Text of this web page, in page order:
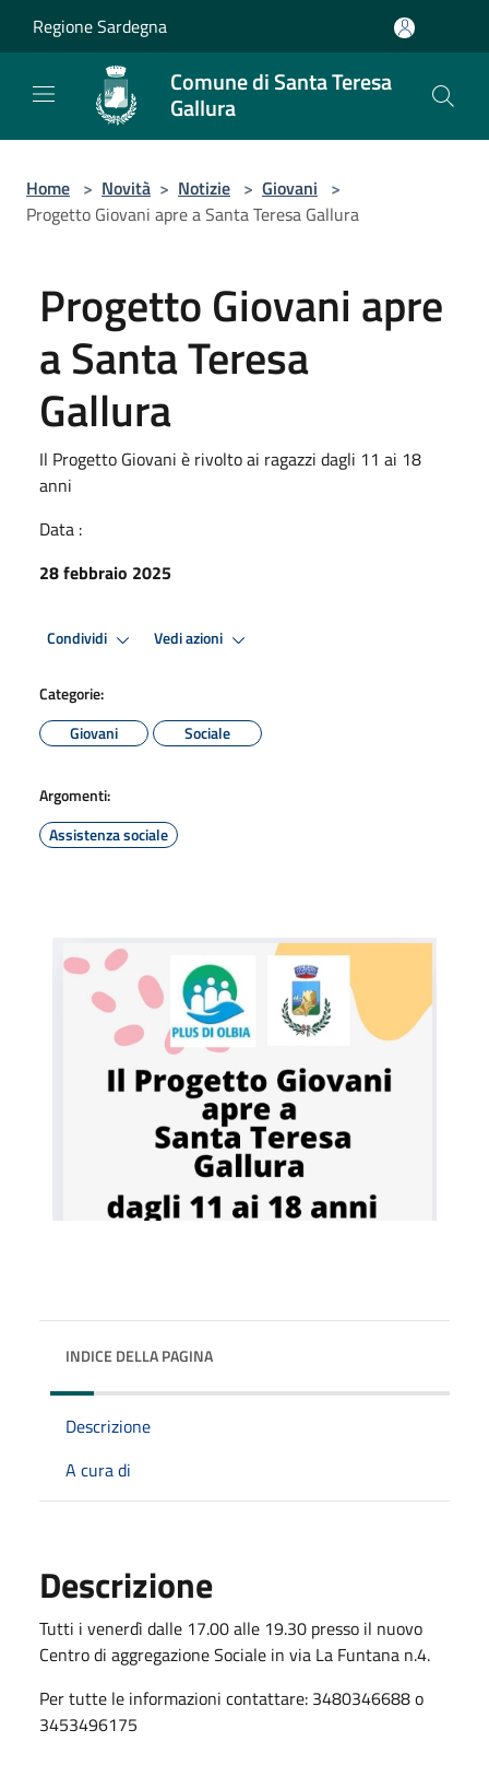
Regione Sardegna
Comune di Santa Teresa
Gallura
Home > Novità > Notizie > Giovani >
Progetto Giovani apre a Santa Teresa Gallura
Progetto Giovani apre
a Santa Teresa
Gallura
Il Progetto Giovani è rivolto ai ragazzi dagli 11 ai 18
anni
Data :
28 febbraio 2025
Condividi Vedi azioni
Categorie:
Giovani
Sociale
Argomenti:
Assistenza sociale
INDICE DELLA PAGINA
Descrizione
A cura di
Descrizione
Tutti i venerdì dalle 17.00 alle 19.30 presso il nuovo
Centro di aggregazione Sociale in via La Funtana n.4.
Per tutte le informazioni contattare: 3480346688 o
3453496175